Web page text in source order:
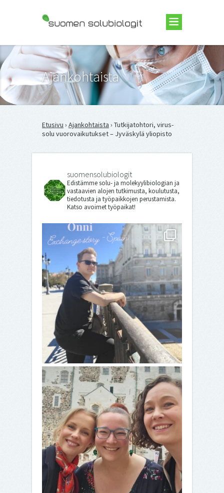
Suomen Solubiologit ry
Ajankohtaista
Etusivu › Ajankohtaista › Tutkijatohtori, virus-
solu vuorovaikutukset – Jyväskylä yliopisto
suomensolubiologit
Edistämme solu- ja molekyylibiologian ja
vastaavien alojen tutkimusta, koulutusta,
tiedotusta ja työpaikkojen perustamista.
Katso avoimet työpaikat!